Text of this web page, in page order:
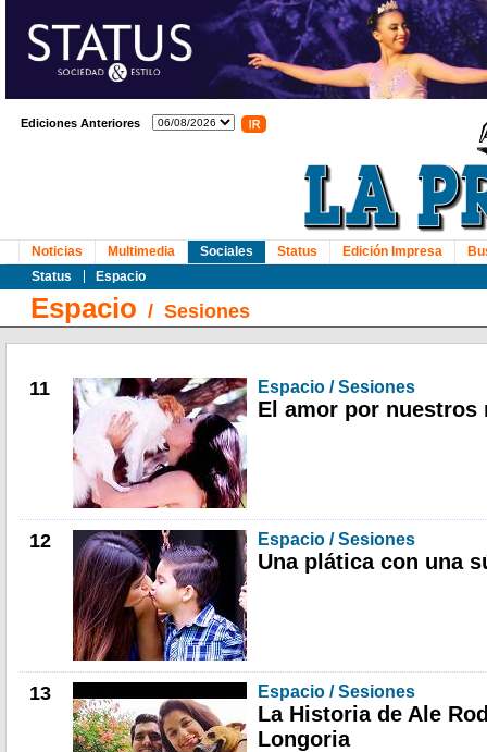
Ediciones Anteriores
Noticias Multimedia
Sociales
Status
Espacio
Status Edición Impresa
Espacio / Sesiones
11 Espacio / Sesiones
El amor por nuestros
12 Espacio / Sesiones
Una plática con una
13 Espacio / Sesiones
La Historia de Ale
Longoria